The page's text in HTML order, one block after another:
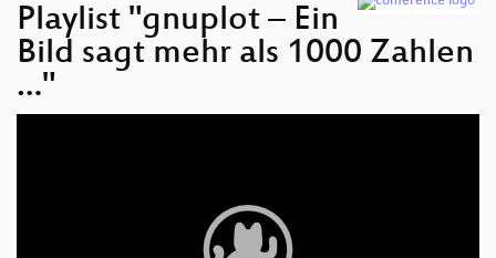
Playlist "gnuplot – Ein
Bild sagt mehr als 1000 Zahlen
…"